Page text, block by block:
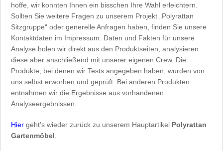
hoffe, wir konnten Ihnen ein bisschen Ihre Wahl erleichtern.
Sollten Sie weitere Fragen zu unserem Projekt „Polyrattan
Sitzgruppe“ oder generelle Anfragen haben, finden Sie unsere
Kontaktdaten im Impressum. Daten und Fakten für unsere
Analyse holen wir direkt aus den Produktseiten, analysieren
diese aber anschließend mit unserer eigenen Crew. Die
Produkte, bei denen wir Tests angegeben haben, wurden von
uns selbst erworben und geprüft. Bei anderen Produkten
entnahmen wir die Ergebnisse aus vorhandenen
Analyseergebnissen.
Hier geht’s wieder zurück zu unserem Hauptartikel Polyrattan
Gartenmöbel